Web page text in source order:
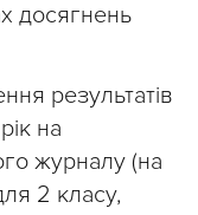
досягнень
результатів
на
журналу (на
2 класу,